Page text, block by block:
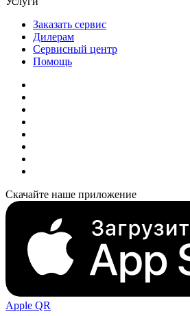
Заказать сервис
Дилерам
Сервисный центр
Помощь
Скачайте наше приложение
Apple QR